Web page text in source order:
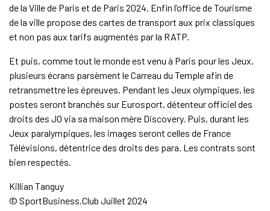
de la Ville de Paris et de Paris 2024. Enfin l’office de Tourisme
de la ville propose des cartes de transport aux prix classiques
et non pas aux tarifs augmentés par la RATP.
Et puis, comme tout le monde est venu à Paris pour les Jeux,
plusieurs écrans parsèment le Carreau du Temple afin de
retransmettre les épreuves. Pendant les Jeux olympiques, les
postes seront branchés sur Eurosport, détenteur officiel des
droits des JO via sa maison mère Discovery. Puis, durant les
Jeux paralympiques, les images seront celles de France
Télévisions, détentrice des droits des para. Les contrats sont
bien respectés.
Killian Tanguy
© SportBusiness.Club Juillet 2024